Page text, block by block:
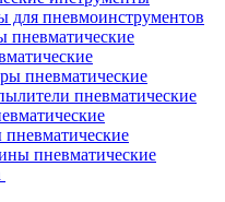
для пневмоинструментов
пневматические
пневматические
пневматические
пневматические